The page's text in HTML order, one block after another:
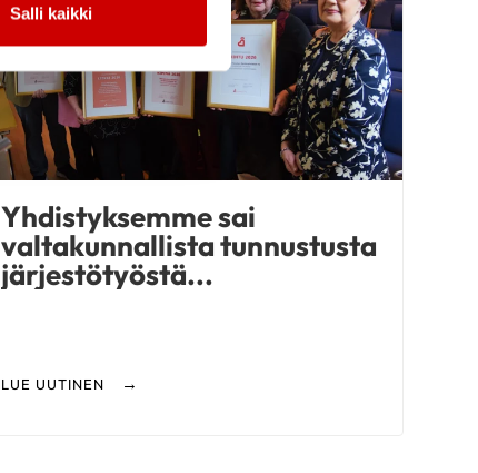
Salli kaikki
Yhdistyksemme sai
valtakunnallista tunnustusta
järjestötyöstä...
LUE UUTINEN